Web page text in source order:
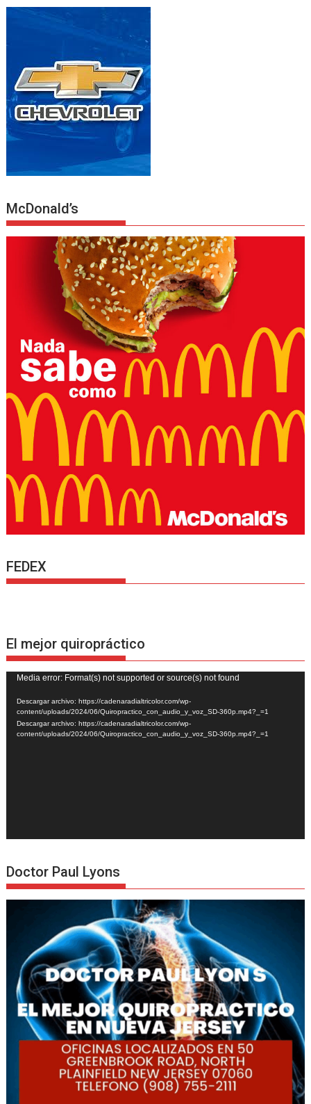
McDonald’s
FEDEX
El mejor quiropráctico
Reproductor
de
vídeo
Media error: Format(s) not supported or source(s) not found
Descargar archivo: https://cadenaradialtricolor.com/wp-
content/uploads/2024/06/Quiropractico_con_audio_y_voz_SD-360p.mp4?_=1
Descargar archivo: https://cadenaradialtricolor.com/wp-
content/uploads/2024/06/Quiropractico_con_audio_y_voz_SD-360p.mp4?_=1
Doctor Paul Lyons